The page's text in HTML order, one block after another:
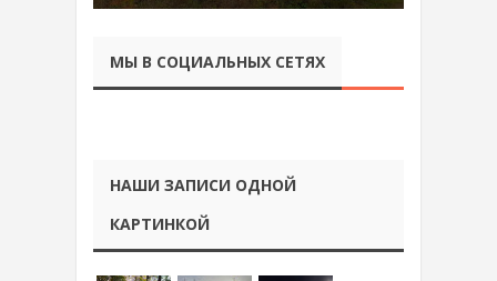
МЫ В СОЦИАЛЬНЫХ СЕТЯХ
НАШИ ЗАПИСИ ОДНОЙ
КАРТИНКОЙ